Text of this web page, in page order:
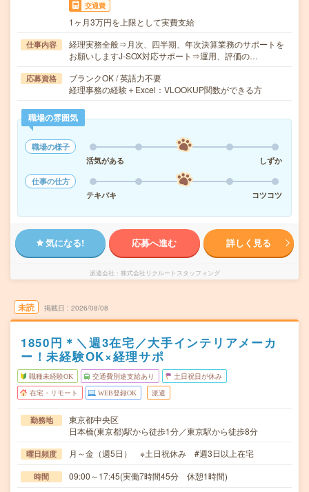
交通費
1ヶ月3万円を上限として実費支給
仕事内容
経理実務全般⇒月次、四半期、年次決算業務のサポートを
お願いしますJ-SOX対応サポート⇒運用、評価の…
応募資格
ブランクOK / 英語力不要
経理事務の経験＋Excel：VLOOKUP関数ができる方
職場の雰囲気
職場の様子
活気がある
しずか
仕事の仕方
テキパキ
コツコツ
気になる! 応募へ進む 詳しく見る
派遣会社 株式会社リクルートスタッフィング
未読 掲載日 2026/08/08
1850円＊＼週3在宅／大手インテリアメーカ
ー！未経験OK×経理サポ
職種未経験OK 交通費別途支給あり 土日祝日が休み
在宅・リモート WEB登録OK 派遣
勤務地
東京都中央区
日本橋(東京都)駅から徒歩1分／東京駅から徒歩8分
曜日頻度 月～金（週5日） ※土日祝休み #週3日以上在宅
時間 09:00～17:45(実働7時間45分 休憩1時間)